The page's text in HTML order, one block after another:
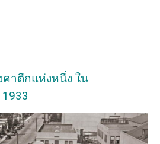
าตึกแห่งหนึ่ง ใน